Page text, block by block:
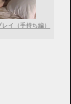
イ（手持ち編）